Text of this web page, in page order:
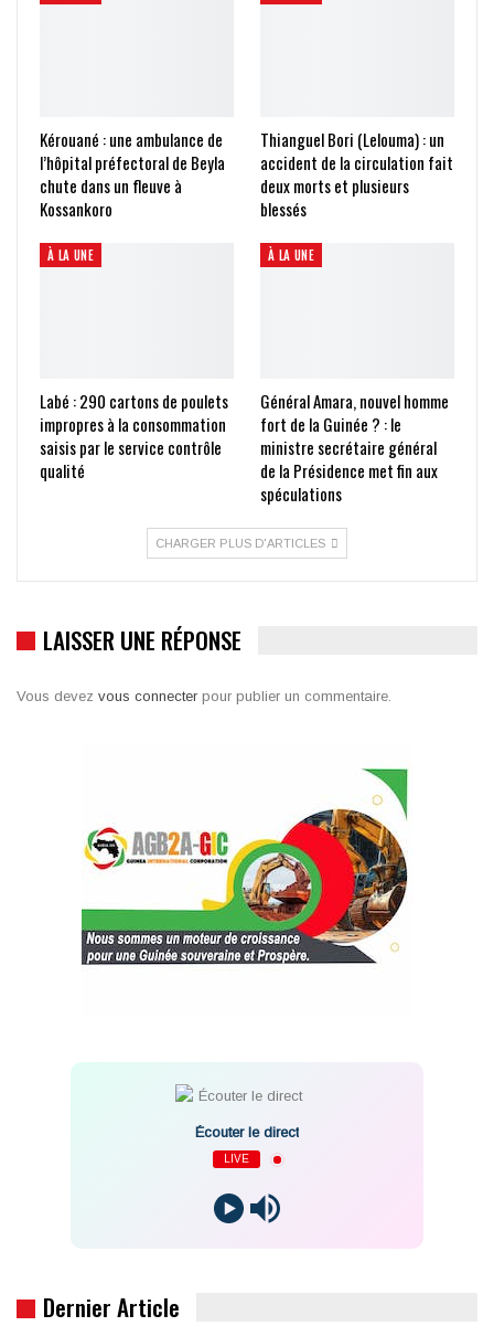
Kérouané : une ambulance de
l’hôpital préfectoral de Beyla
chute dans un fleuve à
Kossankoro
Thianguel Bori (Lelouma) : un
accident de la circulation fait
deux morts et plusieurs
blessés
À LA UNE
Labé : 290 cartons de poulets
impropres à la consommation
saisis par le service contrôle
qualité
À LA UNE
Général Amara, nouvel homme
fort de la Guinée ? : le
ministre secrétaire général
de la Présidence met fin aux
spéculations
CHARGER PLUS D'ARTICLES
LAISSER UNE RÉPONSE
Vous devez vous connecter pour publier un commentaire.
Écouter le direct
LIVE
Dernier Article